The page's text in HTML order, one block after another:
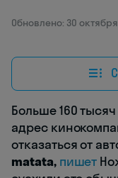
Обновлено: 30
Больше 160
адрес
отказаться от
matata, пишет